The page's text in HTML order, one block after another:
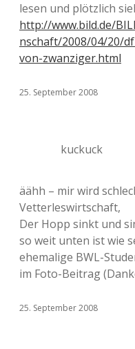
lesen und plötzlich
http://www.bild.de/
nschaft/2008/04/20/
von-zwanziger.html
25. September 2008
kuckuck
äähh – mir wird
Vetterleswirtschaft,
Der Hopp sinkt und
so weit unten ist wie
ehemalige BWL-
im Foto-Beitrag
25. September 2008